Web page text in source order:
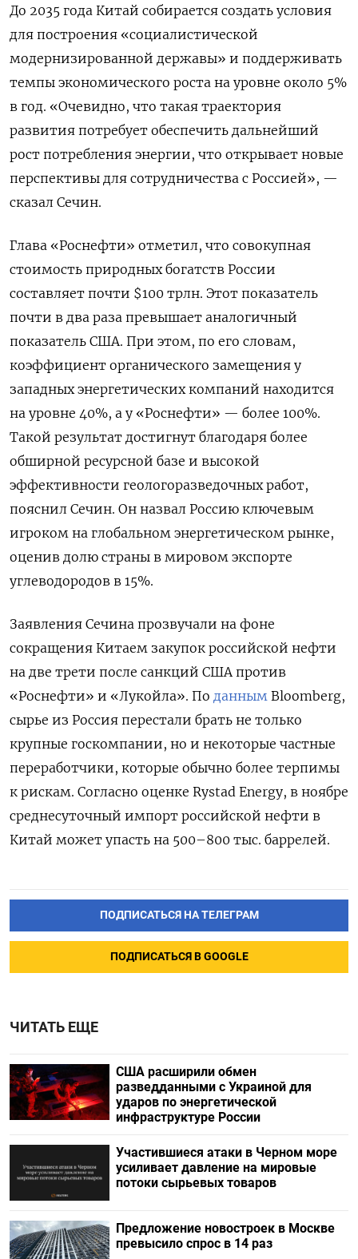
До 2035 года Китай собирается создать условия
для построения «социалистической
модернизированной державы» и поддерживать
темпы экономического роста на уровне около 5%
в год. «Очевидно, что такая траектория
развития потребует обеспечить дальнейший
рост потребления энергии, что открывает новые
перспективы для сотрудничества с Россией», —
сказал Сечин.
Глава «Роснефти» отметил, что совокупная
стоимость природных богатств России
составляет почти $100 трлн. Этот показатель
почти в два раза превышает аналогичный
показатель США. При этом, по его словам,
коэффициент органического замещения у
западных энергетических компаний находится
на уровне 40%, а у «Роснефти» — более 100%.
Такой результат достигнут благодаря более
обширной ресурсной базе и высокой
эффективности геологоразведочных работ,
пояснил Сечин. Он назвал Россию ключевым
игроком на глобальном энергетическом рынке,
оценив долю страны в мировом экспорте
углеводородов в 15%.
Заявления Сечина прозвучали на фоне
сокращения Китаем закупок российской нефти
на две трети после санкций США против
«Роснефти» и «Лукойла». По данным Bloomberg,
сырье из Россия перестали брать не только
крупные госкомпании, но и некоторые частные
переработчики, которые обычно более терпимы
к рискам. Согласно оценке Rystad Energy, в ноябре
среднесуточный импорт российской нефти в
Китай может упасть на 500–800 тыс. баррелей.
ПОДПИСАТЬСЯ НА ТЕЛЕГРАМ
ПОДПИСАТЬСЯ В GOOGLE
ЧИТАТЬ ЕЩЕ
США расширили обмен
разведданными с Украиной для
ударов по энергетической
инфраструктуре России
Участившиеся атаки в Черном море
усиливает давление на мировые
потоки сырьевых товаров
Предложение новостроек в Москве
превысило спрос в 14 раз